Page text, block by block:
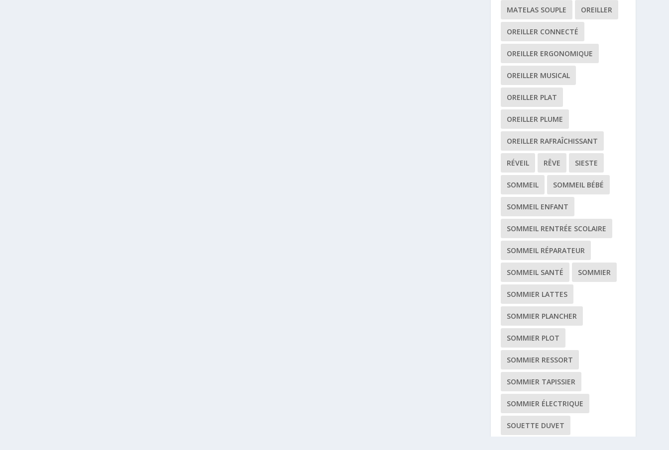
MATELAS SOUPLE OREILLER
OREILLER CONNECTÉ
OREILLER ERGONOMIQUE
OREILLER MUSICAL
OREILLER PLAT
OREILLER PLUME
OREILLER RAFRAÎCHISSANT
RÉVEIL RÊVE SIESTE
SOMMEIL SOMMEIL BÉBÉ
SOMMEIL ENFANT
SOMMEIL RENTRÉE SCOLAIRE
SOMMEIL RÉPARATEUR
SOMMEIL SANTÉ SOMMIER
SOMMIER LATTES
SOMMIER PLANCHER
SOMMIER PLOT
SOMMIER RESSORT
SOMMIER TAPISSIER
SOMMIER ÉLECTRIQUE
SOUETTE DUVET